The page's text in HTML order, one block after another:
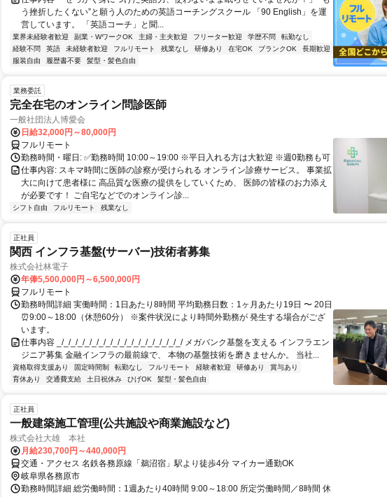
う挫折したくない”と願う人のための英語コーチングスクール 「90 English」を運
営しています。 「英語コーチ」と聞...
業界未経験者歓迎 副業・WワークOK 主婦・主夫歓迎 フリーター歓迎 学歴不問
転勤なし
経験不問
英語 未経験者歓迎 フルリモート 残業なし 研修あり 在宅OK ブランクOK
長期歓迎
服装自由
履歴書不要 髪型・髪色自由
業務委託
完全在宅のオンライン問診医師
一般社団法人博愛会
日給32,000円～80,000円
フルリモート
勤務時間・曜日: ✅勤務時間 10:00～19:00 ※平日入れる方は大歓迎 ※週0勤務も可
仕事内容: スキマ時間に医師の診察が受けられる オンライン診療サービス。 事業拡
大に向けて患者様に 高品質な医療の提供をしていくため、 医師の皆様のお力添え
が必要です！ ご自宅などでのオンライン診...
シフト自由 フルリモート 残業なし
正社員
関西 インフラ基盤(サーバー)技術者募集
株式会社林電子
年俸5,500,000円～6,500,000円
フルリモート
勤務時間詳細 実働時間：1日あたり8時間 平均勤務日数：1ヶ月あたり19日 〜 20日
⏰9:00～18:00（休憩60分） ※案件状況により時間外勤務が 発生する場合がござ
います。
仕事内容 _/_/_/_/_/_/_/_/_/_/_/_/_/_/_/_/_/_/ メガバンク基盤を支える インフラエン
ジニア募集 金融インフラの最前線で、 本物の基盤技術を磨きませんか。 当社...
資格取得支援あり 固定時間制 転勤なし フルリモート 経験者歓迎 研修あり
賞与あり
育休あり
交通費支給 土日祝休み ひげOK 髪型・髪色自由
正社員
一般建築施工管理(公共施設や商業施設など)
株式会社大雄 本社
月給230,700円～440,000円
交通・アクセス 名鉄各務原線「鵜沼宿」駅より徒歩4分 マイカー通勤OK
岐阜県各務原市
勤務時間詳細 総労働時間：1週あたり40時間 9:00～18:00 所定労働時間／8時間 休